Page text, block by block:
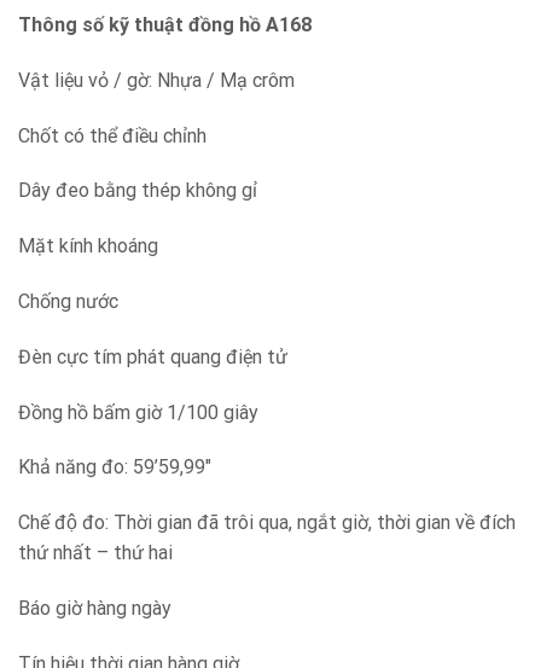
Thông số kỹ thuật đồng hồ A168
Vật liệu vỏ / gờ: Nhựa / Mạ crôm
Chốt có thể điều chỉnh
Dây đeo bằng thép không gỉ
Mặt kính khoáng
Chống nước
Đèn cực tím phát quang điện tử
Đồng hồ bấm giờ 1/100 giây
Khả năng đo: 59’59,99″
Chế độ đo: Thời gian đã trôi qua, ngắt giờ, thời gian về đích
thứ nhất – thứ hai
Báo giờ hàng ngày